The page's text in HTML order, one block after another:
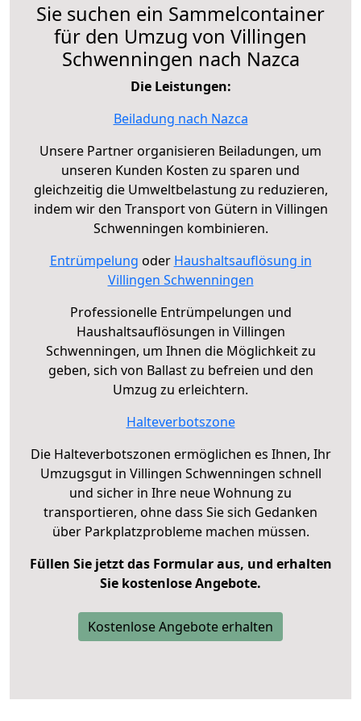
Sie suchen ein Sammelcontainer
für den Umzug von Villingen
Schwenningen nach Nazca
Die Leistungen:
Beiladung nach Nazca
Unsere Partner organisieren Beiladungen, um
unseren Kunden Kosten zu sparen und
gleichzeitig die Umweltbelastung zu reduzieren,
indem wir den Transport von Gütern in Villingen
Schwenningen kombinieren.
Entrümpelung oder Haushaltsauflösung in
Villingen Schwenningen
Professionelle Entrümpelungen und
Haushaltsauflösungen in Villingen
Schwenningen, um Ihnen die Möglichkeit zu
geben, sich von Ballast zu befreien und den
Umzug zu erleichtern.
Halteverbotszone
Die Halteverbotszonen ermöglichen es Ihnen, Ihr
Umzugsgut in Villingen Schwenningen schnell
und sicher in Ihre neue Wohnung zu
transportieren, ohne dass Sie sich Gedanken
über Parkplatzprobleme machen müssen.
Füllen Sie jetzt das Formular aus, und erhalten
Sie kostenlose Angebote.
Kostenlose Angebote erhalten